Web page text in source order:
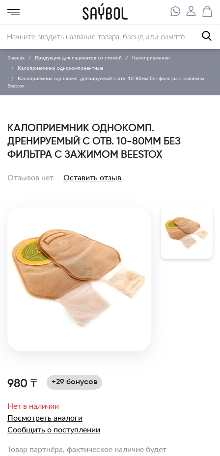
Главная Продукция для пациентов со стомой Калоприемники
Калоприемники однокомпонентные
Калоприемник однокомп. дренируемый с отв. 10-80мм без фильтра с зажимом
Beestox
КАЛОПРИЕМНИК ОДНОКОМП.
ДРЕНИРУЕМЫЙ С ОТВ. 10-80ММ БЕЗ
ФИЛЬТРА С ЗАЖИМОМ BEESTOX
Отзывов нет Оставить отзыв
980 ₸ +29 бонусов
Нет в наличии
Посмотреть аналоги
Сообщить о поступлении
Товар партнёра, фактическое наличие будет